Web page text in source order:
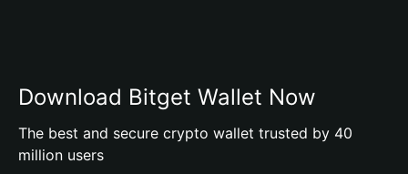
Download Bitget Wallet Now
The best and secure crypto wallet trusted by 40
million users